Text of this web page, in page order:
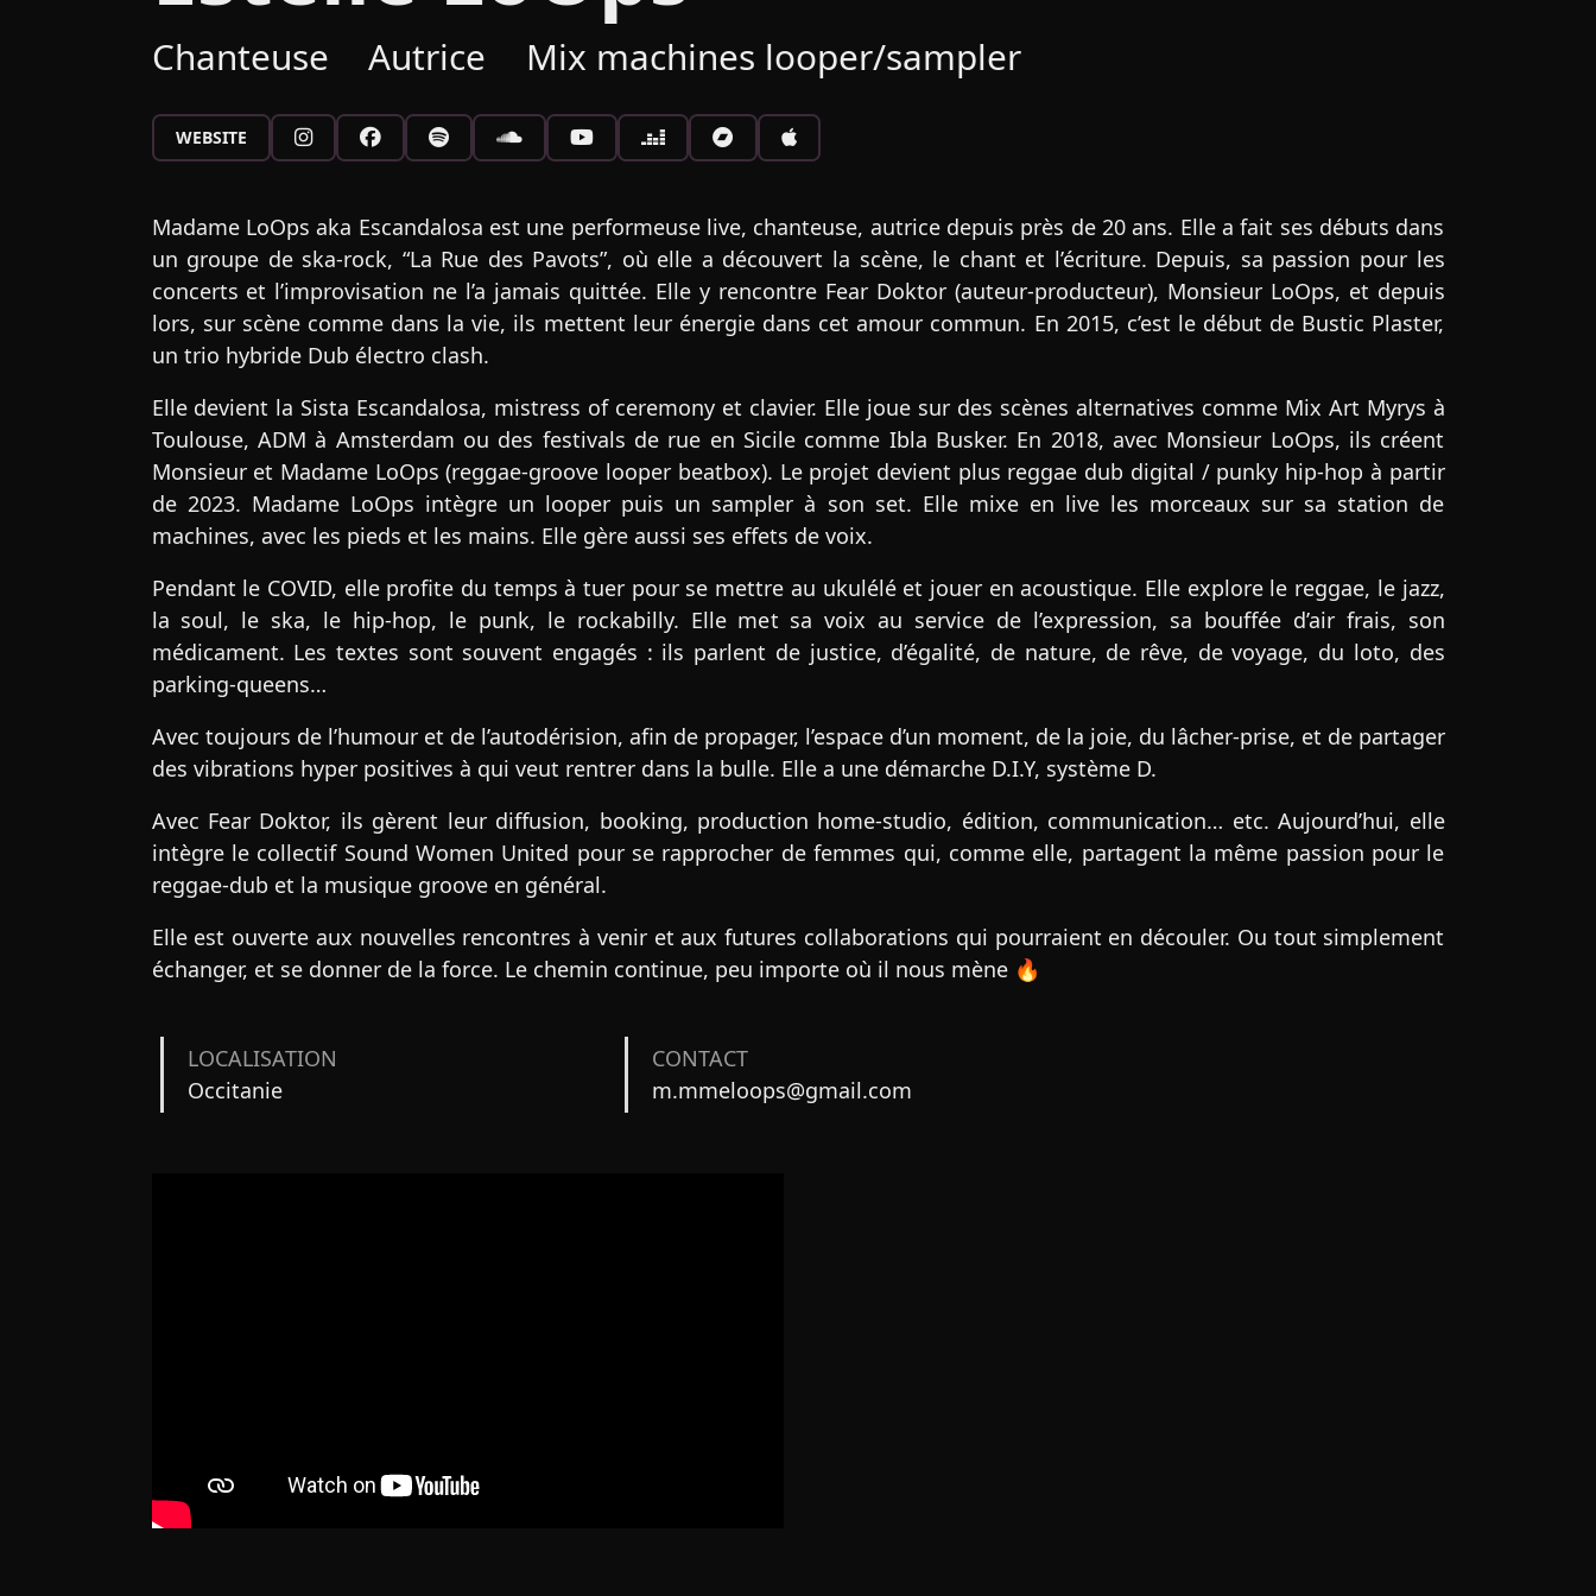
Chanteuse Autrice Mix machines looper/sampler
WEBSITE
Madame LoOps aka Escandalosa est une performeuse live, chanteuse, autrice depuis près de 20 ans. Elle a fait ses débuts dans
un groupe de ska-rock, “La Rue des Pavots”, où elle a découvert la scène, le chant et l’écriture. Depuis, sa passion pour les
concerts et l’improvisation ne l’a jamais quittée. Elle y rencontre Fear Doktor (auteur-producteur), Monsieur LoOps, et depuis
lors, sur scène comme dans la vie, ils mettent leur énergie dans cet amour commun. En 2015, c’est le début de Bustic Plaster,
un trio hybride Dub électro clash.
Elle devient la Sista Escandalosa, mistress of ceremony et clavier. Elle joue sur des scènes alternatives comme Mix Art Myrys à
Toulouse, ADM à Amsterdam ou des festivals de rue en Sicile comme Ibla Busker. En 2018, avec Monsieur LoOps, ils créent
Monsieur et Madame LoOps (reggae-groove looper beatbox). Le projet devient plus reggae dub digital / punky hip-hop à partir
de 2023. Madame LoOps intègre un looper puis un sampler à son set. Elle mixe en live les morceaux sur sa station de
machines, avec les pieds et les mains. Elle gère aussi ses effets de voix.
Pendant le COVID, elle profite du temps à tuer pour se mettre au ukulélé et jouer en acoustique. Elle explore le reggae, le jazz,
la soul, le ska, le hip-hop, le punk, le rockabilly. Elle met sa voix au service de l’expression, sa bouffée d’air frais, son
médicament. Les textes sont souvent engagés : ils parlent de justice, d’égalité, de nature, de rêve, de voyage, du loto, des
parking-queens…
Avec toujours de l’humour et de l’autodérision, afin de propager, l’espace d’un moment, de la joie, du lâcher-prise, et de partager
des vibrations hyper positives à qui veut rentrer dans la bulle. Elle a une démarche D.I.Y, système D.
Avec Fear Doktor, ils gèrent leur diffusion, booking, production home-studio, édition, communication… etc. Aujourd’hui, elle
intègre le collectif Sound Women United pour se rapprocher de femmes qui, comme elle, partagent la même passion pour le
reggae-dub et la musique groove en général.
Elle est ouverte aux nouvelles rencontres à venir et aux futures collaborations qui pourraient en découler. Ou tout simplement
échanger, et se donner de la force. Le chemin continue, peu importe où il nous mène 🔥
LOCALISATION
Occitanie
CONTACT
m.mmeloops@gmail.com